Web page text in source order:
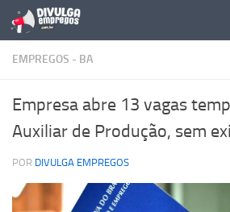
Skip to content
EMPREGOS - BA
Empresa abre 13 vagas
Auxiliar de Produção, sem
POR DIVULGA EMPREGOS